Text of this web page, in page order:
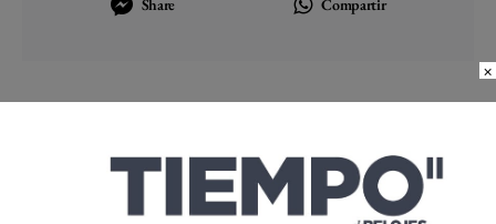
Share Compartir
DE SUIZA A CHINA: LA ODISEA
DE EDOUARD BOVET
×